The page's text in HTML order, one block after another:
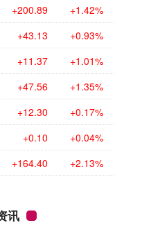
+200.89 +1.42%
+43.13 +0.93%
+11.37 +1.01%
+47.56 +1.35%
+12.30 +0.17%
+0.10 +0.04%
+164.40 +2.13%
讯